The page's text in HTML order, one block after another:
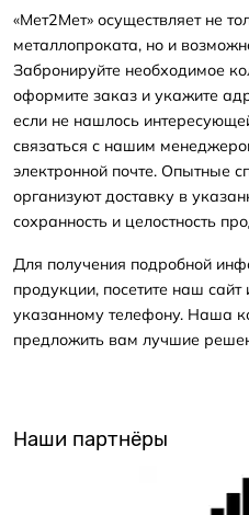
«Мет2Мет» осуществляет не
металлопроката, но и
Забронируйте необходимое
оформите заказ и укажите
если не нашлось
связаться с нашим
электронной почте. Опытные
организуют доставку в
сохранность и целостность
Для получения подробной
продукции, посетите наш
указанному телефону. Наша
предложить вам лучшие
Наши партнёры